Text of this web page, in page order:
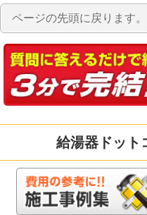
ページの先頭に戻ります。
給湯器ドット